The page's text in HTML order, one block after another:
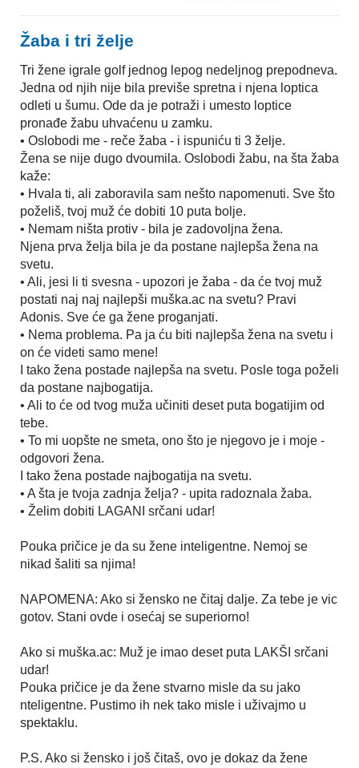
Žaba i tri želje
Tri žene igrale golf jednog lepog nedeljnog prepodneva.
Jedna od njih nije bila previše spretna i njena loptica
odleti u šumu. Ode da je potraži i umesto loptice
pronađe žabu uhvaćenu u zamku.
• Oslobodi me - reče žaba - i ispuniću ti 3 želje.
Žena se nije dugo dvoumila. Oslobodi žabu, na šta žaba
kaže:
• Hvala ti, ali zaboravila sam nešto napomenuti. Sve što
poželiš, tvoj muž će dobiti 10 puta bolje.
• Nemam ništa protiv - bila je zadovoljna žena.
Njena prva želja bila je da postane najlepša žena na
svetu.
• Ali, jesi li ti svesna - upozori je žaba - da će tvoj muž
postati naj naj najlepši muška.ac na svetu? Pravi
Adonis. Sve će ga žene proganjati.
• Nema problema. Pa ja ću biti najlepša žena na svetu i
on će videti samo mene!
I tako žena postade najlepša na svetu. Posle toga poželi
da postane najbogatija.
• Ali to će od tvog muža učiniti deset puta bogatijim od
tebe.
• To mi uopšte ne smeta, ono što je njegovo je i moje -
odgovori žena.
I tako žena postade najbogatija na svetu.
• A šta je tvoja zadnja želja? - upita radoznala žaba.
• Želim dobiti LAGANI srčani udar!
Pouka pričice je da su žene inteligentne. Nemoj se
nikad šaliti sa njima!
NAPOMENA: Ako si žensko ne čitaj dalje. Za tebe je vic
gotov. Stani ovde i osećaj se superiorno!
Ako si muška.ac: Muž je imao deset puta LAKŠI srčani
udar!
Pouka pričice je da žene stvarno misle da su jako
nteligentne. Pustimo ih nek tako misle i uživajmo u
spektaklu.
P.S. Ako si žensko i još čitaš, ovo je dokaz da žene